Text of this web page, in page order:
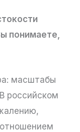
понимаете,
масштабы
российском